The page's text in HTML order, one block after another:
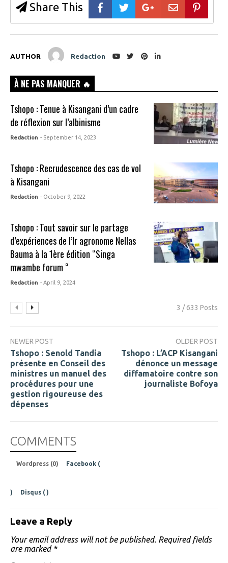
Share This
AUTHOR Redaction
À NE PAS MANQUER 🔥
Tshopo : Tenue à Kisangani d’un cadre
de réflexion sur l’albinisme
Redaction - September 14, 2023
Tshopo : Recrudescence des cas de vol
à Kisangani
Redaction - October 9, 2022
Tshopo : Tout savoir sur le partage
d’expériences de l’Ir agronome Nellas
Bauma à la 1ère édition “Singa
mwambe forum “
Redaction - April 9, 2024
3 / 633 Posts
NEWER POST
Tshopo : Senold Tandia
présente en Conseil des
ministres un manuel des
procédures pour une
gestion rigoureuse des
dépenses
OLDER POST
Tshopo : L’ACP Kisangani
dénonce un message
diffamatoire contre son
journaliste Bofoya
COMMENTS
Wordpress (0) Facebook (
) Disqus ( )
Leave a Reply
Your email address will not be published. Required fields
are marked *